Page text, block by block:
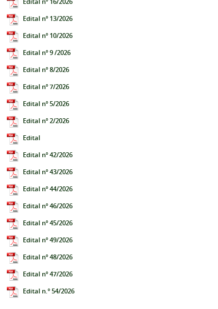
Edital nº 16/2026
Edital nº 13/2026
Edital nº 10/2026
Edital nº 9 /2026
Edital nº 8/2026
Edital nº 7/2026
Edital nº 5/2026
Edital nº 2/2026
Edital
Edital nº 42/2026
Edital nº 43/2026
Edital nº 44/2026
Edital nº 46/2026
Edital nº 45/2026
Edital nº 49/2026
Edital nº 48/2026
Edital nº 47/2026
Edital n.º 54/2026